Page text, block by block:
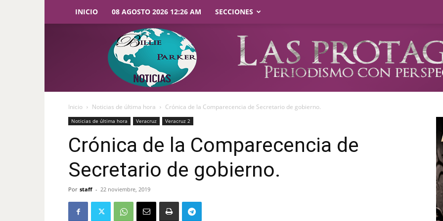
INICIO 08 AGOSTO 2026 12:26 AM SECCIONES
Parker
Noticias
Inicio Noticias de última hora Crónica de la Comparecencia de Secretario de gobierno.
Noticias de última hora Veracruz Veracruz 2
Crónica de la Comparecencia de
Secretario de gobierno.
Por staff - 22 noviembre, 2019